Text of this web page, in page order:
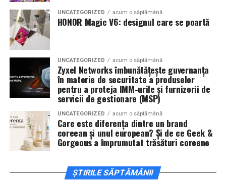
De „Ziua Îndrăgostiților”, pe14 februarie, în Cinema
City Iulius Mall Suceava, de la 18:30, spectatorii sunt
invitați la film alături de regizorul
actoriiSergiu Costache, Vlad si Oana Gherman,
Alexandra Răduță.
Cineplexx Băneasa Shopping City
Bucureștigăzduiește o proiecție specială în prezența
întregii echipe pe15 februarie, de la 17:30.
ÎnCraiova , regizorul Paul Decuși actorii Sergiu
Costache, Azaleea Necula și Oana Gherman vor
Mall pe 16 februarie de la ora 18:00.
UNCATEGORIZED acum o săptămână
HONOR Magic V6: designul care se poartă
UNCATEGORIZED acum o săptămână
Zyxel Networks îmbunătățește guvernanța
în materie de securitate a produselor
pentru a proteja IMM-urile și furnizorii de
servicii de gestionare (MSP)
UNCATEGORIZED acum o săptămână
Care este diferența dintre un brand
coreean și unul european? Și de ce Geek &
Gorgeous a împrumutat trăsături coreene
ȘTIRILE SĂPTĂMÂNII